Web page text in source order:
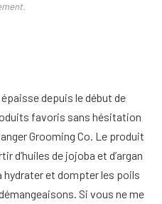
depuis le début de
favoris sans hésitation
Grooming Co. Le produit
d’huiles de jojoba et d’argan
hydrater et dompter les poils
Si vous ne me